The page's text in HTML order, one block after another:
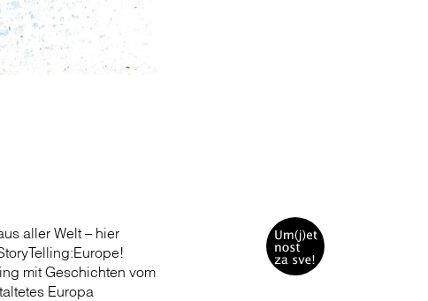
aller Welt – hier
mit Geschichten vom
Europa